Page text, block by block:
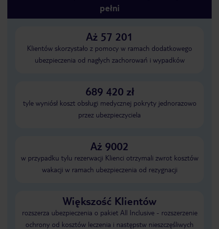
pełni
Aż 57 201
Klientów skorzystało z pomocy w ramach dodatkowego
ubezpieczenia od nagłych zachorowań i wypadków
689 420 zł
tyle wyniósł koszt obsługi medycznej pokryty jednorazowo
przez ubezpieczyciela
Aż 9002
w przypadku tylu rezerwacji Klienci otrzymali zwrot kosztów
wakacji w ramach ubezpieczenia od rezygnacji
Większość Klientów
rozszerza ubezpieczenia o pakiet All Inclusive - rozszerzenie
ochrony od kosztów leczenia i następstw nieszczęśliwych